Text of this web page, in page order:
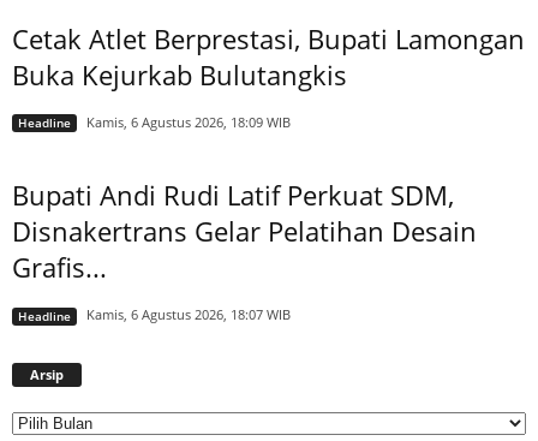
Cetak Atlet Berprestasi, Bupati Lamongan
Buka Kejurkab Bulutangkis
Headline Kamis, 6 Agustus 2026, 18:09 WIB
Bupati Andi Rudi Latif Perkuat SDM,
Disnakertrans Gelar Pelatihan Desain
Grafis...
Headline Kamis, 6 Agustus 2026, 18:07 WIB
Arsip